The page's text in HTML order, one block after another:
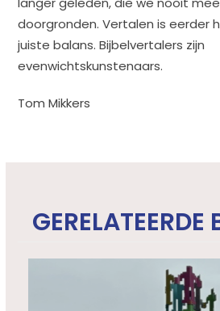
doorgronden. Vertalen is eerder
juiste balans. Bijbelvertalers zijn
evenwichtskunstenaars.
Tom Mikkers
GERELATEERDE